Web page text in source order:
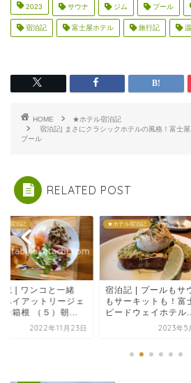
2023 サウナ ジム プール
宿泊記 富士屋ホテル 旅行記
HOME
★ホテル宿泊記
宿泊記| まさにクラシックホテルの風格！富士
プール
RELATED POST
ル宿泊記
記 | プールもサウナ
ーキットも！富士ス
ドウェイホテル...
2023年5月9日
★ホテル宿泊記
宿泊記 | 夏のニセコ
しむ♪ 東山リッツカ
トンリザーブ（１...
2022年12